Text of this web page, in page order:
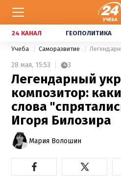
24 КАНАЛ ГЕОПОЛИТИКА
Учеба Саморазвитие
28 мая, 15:53 3
Легендарный
композитор:
слова
Игоря Билозира
Мария Волошин